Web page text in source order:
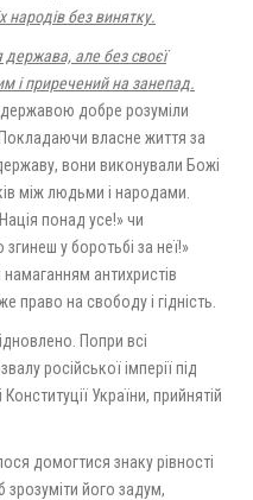
народів без винятку.
але без своєї
і приречений на занепад.
добре розуміли
Покладаючи власне життя за
вони виконували Божі
між людьми і народами.
понад усе!» чи
у боротьбі за неї!»
антихристів
право на свободу і гідність.
Попри всі
російської імперії під
України, прийнятій
домогтися знаку рівності
його задум,